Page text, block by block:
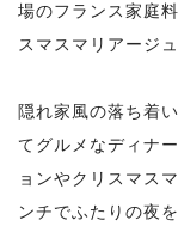
場のフランス家庭
スマスマリアージ
隠れ家風の落ち着
てグルメなディナ
ョンやクリスマス
ンチでふたりの夜